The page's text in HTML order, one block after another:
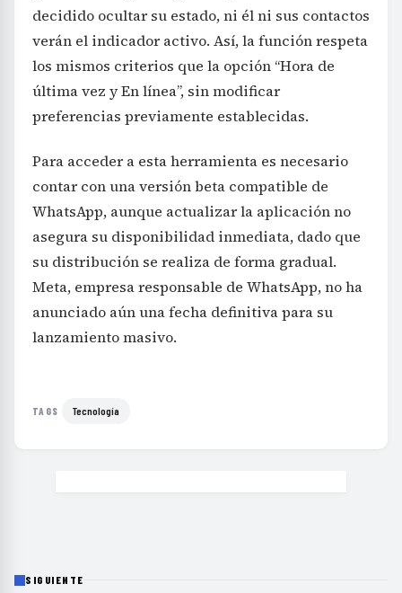
decidido ocultar su estado, ni él ni sus contactos
verán el indicador activo. Así, la función respeta
los mismos criterios que la opción “Hora de
última vez y En línea”, sin modificar
preferencias previamente establecidas.
Para acceder a esta herramienta es necesario
contar con una versión beta compatible de
WhatsApp, aunque actualizar la aplicación no
asegura su disponibilidad inmediata, dado que
su distribución se realiza de forma gradual.
Meta, empresa responsable de WhatsApp, no ha
anunciado aún una fecha definitiva para su
lanzamiento masivo.
TAGS Tecnología
SIGUIENTE